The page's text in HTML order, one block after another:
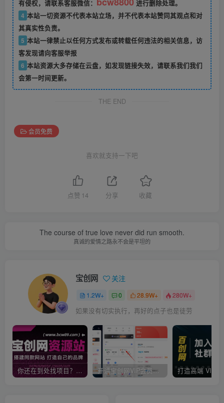
有侵权，请联系客服微信：
进行删除处理。
4 本站一切资源不代表本站立场，并不代表本站赞同其观点和对
其真实性负责。
5 本站一律禁止以任何方式发布或转载任何违法的相关信息，访
客发现请向客服举报
6 本站资源大多存储在云盘，如发现链接失效，请联系我们我们
会第一时间更新。
THE END
会员免费
喜欢就支持一下吧
点赞 14 分享 收藏
The course of true love never did run smooth.
真诚的爱情之路永不会是平坦的
宝创网 关注
1.2W+ 0 28.9W+ 280W+
如果没有切实执行，再好的点子也是徒劳
你还在到处找项目？还在当韭菜？我靠卖项目一个月收入5万+，曾经我也是个失败者。 开通宝创网VIP会员，尊享全站资源免费下载，享70%的推广提成！！【限时五折优惠】